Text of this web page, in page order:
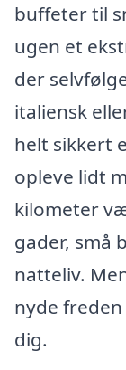
buffeter til
ugen et
der
italiensk
helt sikkert
opleve lidt
kilometer
gader, små
natteliv.
nyde
dig.